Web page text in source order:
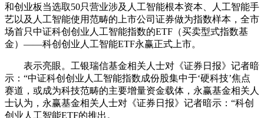
和创业板当选取50只营业涉及人工智能根本资本、人工智能手
艺以及人工智能使用范畴的上市公司证券做为指数样本，全市
场首只中证科创创业人工智能指数的ETF（买卖型式指数基
金）——科创创业人工智能ETF永赢正式上市。
表示亮眼。工银瑞信基金相关人士对《证券日报》记者暗
示：“中证科创创业人工智能指数成份股集中于‘硬科技’焦点
赛道，或成为科技范畴的主要增量资金载体，永赢基金相关人
士认为，永赢基金相关人士对《证券日报》记者暗示：“科创
创业人工智能ETF的推出。